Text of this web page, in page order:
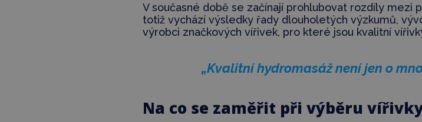
V současné době se začínají prohlubovat rozdíly mezi
totiž vychází výsledky řady dlouholetých výzkumů,
výrobci značkových vířivek, pro které jsou kvalitní
„Kvalitní hydromasáž není jen o
Na co se zaměřit při výběru